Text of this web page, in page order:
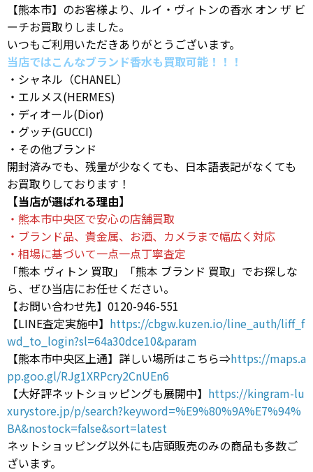
【熊本市】のお客様より、ルイ・ヴィトンの香水 オン ザ ビ
ーチお買取りしました。
いつもご利用いただきありがとうございます。
当店ではこんなブランド香水も買取可能！！！
・シャネル（CHANEL）
・エルメス(HERMES)
・ディオール(Dior)
・グッチ(GUCCI)
・その他ブランド
開封済みでも、残量が少なくても、日本語表記がなくても
お買取りしております！
【当店が選ばれる理由】
・熊本市中央区で安心の店舗買取
・ブランド品、貴金属、お酒、カメラまで幅広く対応
・相場に基づいて一点一点丁寧査定
「熊本 ヴィトン 買取」「熊本 ブランド 買取」でお探しな
ら、ぜひ当店にお任せください。
【お問い合わせ先】0120-946-551
【LINE査定実施中】 https://cbgw.kuzen.io/line_auth/liff_f
wd_to_login?sl=64a30dce10&param
【熊本市中央区上通】詳しい場所はこちら⇒https://maps.a
pp.goo.gl/RJg1XRPcry2CnUEn6
【大好評ネットショッピングも展開中】 https://kingram-lu
xurystore.jp/p/search?keyword=%E9%80%9A%E7%94%
BA&nostock=false&sort=latest
ネットショッピング以外にも店頭販売のみの商品も多数ご
ざいます。